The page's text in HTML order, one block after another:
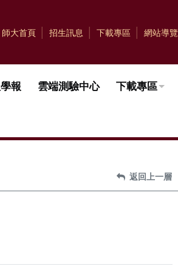
師大首頁 招生訊息 下載專區 網站導覽
報 雲端測驗中心 下載專區
返回上一層